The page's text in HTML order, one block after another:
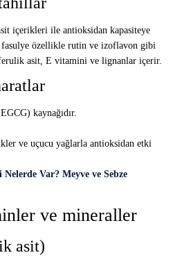
içerikleri ile antioksidan kapasiteye
fasulye özellikle rutin ve izoflavon gibi
asit, E vitamini ve lignanlar içerir.
kaynağıdır.
ve uçucu yağlarla antioksidan etki
Var? Meyve ve Sebze
ve mineraller
asit)